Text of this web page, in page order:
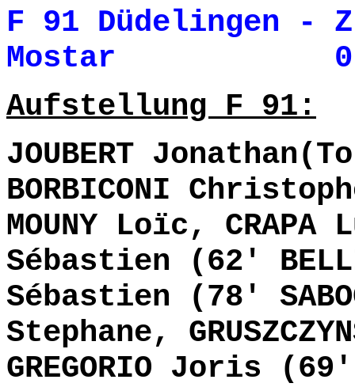
F 91 Düdelingen -
Mostar 0-
Aufstellung F 91:
JOUBERT
BORBICONI
MOUNY Loïc, CRAPA
Sébastien (62'
Sébastien (78'
Stephane,
GREGORIO Joris